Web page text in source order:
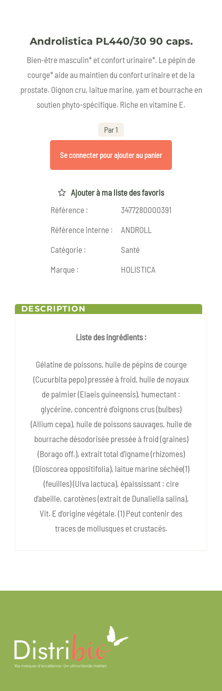
Androlistica PL440/30 90 caps.
Bien-être masculin* et confort urinaire*. Le pépin de
courge* aide au maintien du confort urinaire et de la
prostate. Oignon cru, laitue marine, yam et bourrache en
soutien phyto-spécifique. Riche en vitamine E.
Par 1
Se connecter pour ajouter au panier
Ajouter à ma liste des favoris
Référence :
3477280000391
Référence interne :
ANDROLL
Catégorie :
Santé
Marque :
HOLISTICA
DESCRIPTION
Liste des ingrédients :
Gélatine de poissons, huile de pépins de courge
(Cucurbita pepo) pressée à froid, huile de noyaux
de palmier (Elaeis guineensis), humectant :
glycérine, concentré d’oignons crus (bulbes)
(Allium cepa), huile de poissons sauvages, huile de
bourrache désodorisée pressée à froid (graines)
(Borago off.), extrait total d’igname (rhizomes)
(Dioscorea oppositifolia), laitue marine séchée(1)
(feuilles) (Ulva lactuca), épaississant : cire
d’abeille, carotènes (extrait de Dunaliella salina),
Vit. E d’origine végétale. (1) Peut contenir des
traces de mollusques et crustacés.